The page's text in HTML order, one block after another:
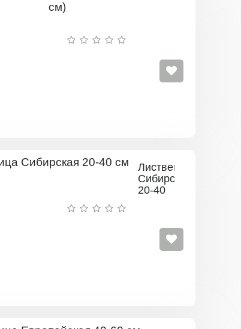
Лиственница
Сибирская
20-40